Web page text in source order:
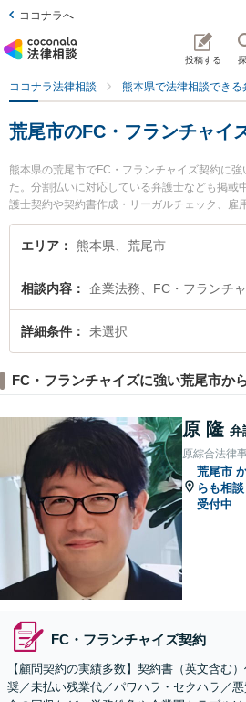
ココナラへ
投稿する
ココナラ法律相談 熊本県で法律相談できる
荒尾市のFC・フランチャイ
熊本県の荒尾市でFC・フランチャイズ契約に
た。分割払いに対応している弁護士なども掲載
護士契約や契約書作成・リーガルチェック、雇
かな分野での絞り込み検索もでき便利です。特
所の松岡 智之弁護士や弁護士法人ひのくに 荒
したい』『FC・フランチャイズ契約のトラブ
を検索したい』『初回相談無料でFC・フラン
尾市内の弁護士に相談予約したい』などでお
エリア 熊本県、荒尾市
相談内容 企業法務、FC・フランチ
詳細条件 未選択
FC・フランチャイズに強い荒尾市か
原 隆 弁
原綜合法律
荒尾市
らも相談
受付中
FC・フランチャイズ契約
【顧問契約の実績多数】契約書（英文含む
奨／未払い残業代／パワハラ・セクハラ／